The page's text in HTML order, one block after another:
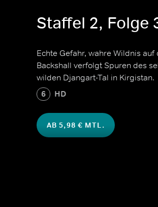
Staffel 2, Folge
Echte Gefahr, wahre Wildnis
Backshall verfolgt Spuren des
wilden Djangart-Tal in Kirgistan.
6 HD
AB 5,98 € MTL.